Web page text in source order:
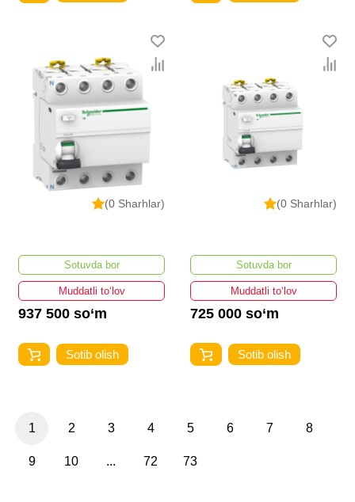
(0 Sharhlar)
Sotuvda bor
Muddatli to‘lov
937 500 so‘m
Sotib olish
(0 Sharhlar)
Sotuvda bor
Muddatli to‘lov
725 000 so‘m
Sotib olish
1 2 3 4 5 6 7 8
9 10 ... 72 73